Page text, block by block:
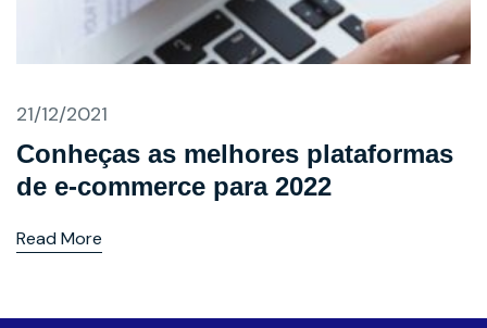
21/12/2021
Conheças as melhores plataformas
de e-commerce para 2022
Read More